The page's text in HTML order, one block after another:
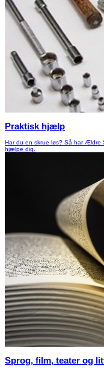
Praktisk hjælp
Har du en skrue løs? Så har Ældre
hjælpe dig.
Sprog, film, teater og